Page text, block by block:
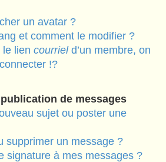
un avatar ?
et comment le modifier ?
le lien courrield’un membre, on
!?
de messages
sujet ou poster une
supprimer un message ?
signature à mes messages ?